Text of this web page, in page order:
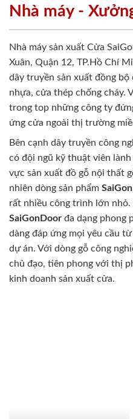
Nhà máy -
Nhà máy sản xuất Cửa
Xuân, Quận 12, TP.Hồ Chí
dây truyền sản xuất đồng bộ
nhựa, cửa thép chống cháy.
trong top những công ty
ứng cửa ngoài thị trường
Bên cạnh dây truyền công
có đội ngũ kỹ thuật viên
vực sản xuất đồ gỗ nội thất
nhiên dòng sản phẩm
rất nhiều công trình lớn nhỏ.
SaiGonDoor đa dạng phong
dàng đáp ứng mọi yêu cầu
dự án. Với dòng gỗ công
chủ đạo, tiên phong với thị
kinh doanh sản xuất cửa.